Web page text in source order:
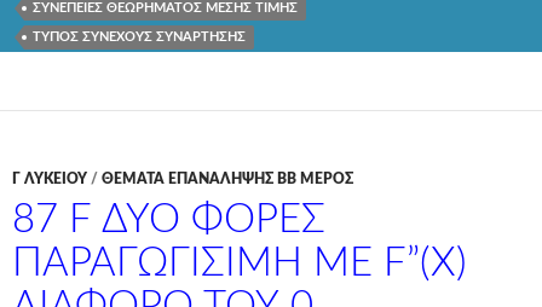
ΣΥΝΕΠΕΙΕΣ ΘΕΩΡΗΜΑΤΟΣ ΜΕΣΗΣ ΤΙΜΗΣ
ΤΥΠΟΣ ΣΥΝΕΧΟΥΣ ΣΥΝΑΡΤΗΣΗΣ
Γ ΛΥΚΕΊΟΥ / ΘΕΜΑΤΑ ΕΠΑΝΑΛΗΨΗΣ ΒΒ ΜΕΡΟΣ
87 F ΔΥΟ ΦΟΡΕΣ
ΠΑΡΑΓΩΓΙΣΙΜΗ ΜΕ F”(X)